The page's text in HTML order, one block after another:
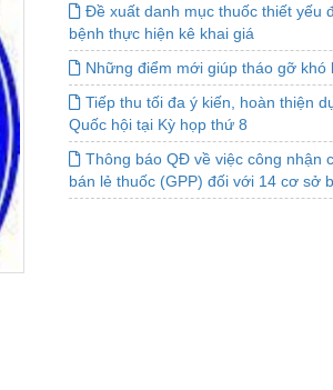
Đề xuất danh mục thuốc thiết yếu
bệnh thực hiện kê khai giá
Những điểm mới giúp tháo gỡ
Tiếp thu tối đa ý kiến, hoàn thiện
Quốc hội tại Kỳ họp thứ 8
Thông báo QĐ về việc công nhận
bán lẻ thuốc (GPP) đối với 14 cơ sở